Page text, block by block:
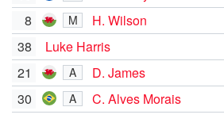
8 M H. Wilson
38 Luke Harris
21 A D. James
30 A C. Alves Morais